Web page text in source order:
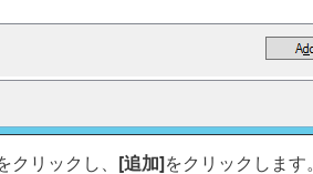
クリックし、 [追加]をクリックします。